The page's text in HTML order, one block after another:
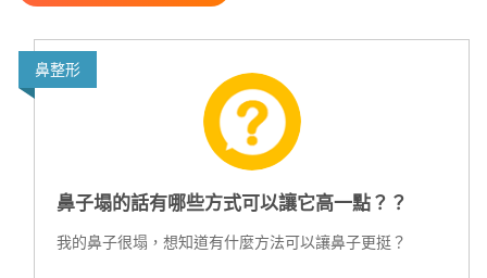
鼻整形
鼻子塌的話有哪些方式可以讓它高一點？？
我的鼻子很塌，想知道有什麼方法可以讓鼻子更挺？